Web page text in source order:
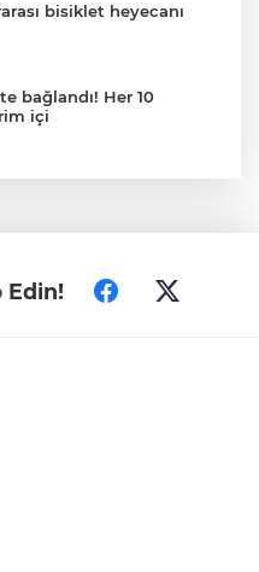
bisiklet heyecanı
bağlandı! Her 10
içi
Şifa Merkezi... Pasinler
yerli ve yabancı turistleri
Edin!